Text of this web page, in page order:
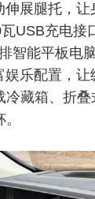
展腿托，让
USB充电接
智能平板电
乐配置，让
冷藏箱、折